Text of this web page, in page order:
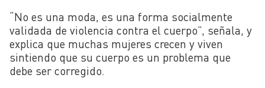
“No es una moda, es una forma socialmente
validada de violencia contra el cuerpo”, señala, y
explica que muchas mujeres crecen y viven
sintiendo que su cuerpo es un problema que
debe ser corregido.